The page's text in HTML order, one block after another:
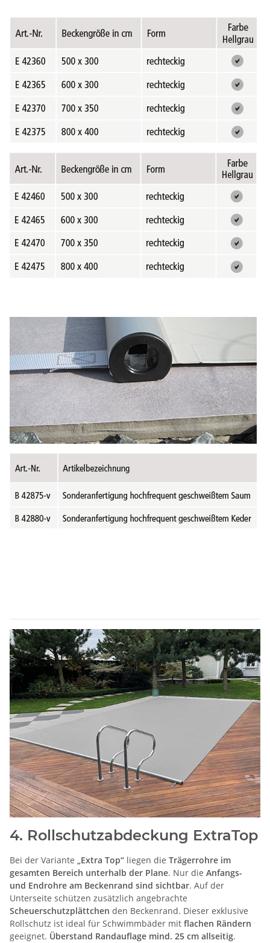
4. Rollschutzabdeckung ExtraTop
Bei der Variante „Extra Top“ liegen die Trägerrohre im
gesamten Bereich unterhalb der Plane. Nur die Anfangs-
und Endrohre am Beckenrand sind sichtbar. Auf der
Unterseite schützen zusätzlich angebrachte
Scheuerschutzplättchen den Beckenrand. Dieser exklusive
Rollschutz ist ideal für Schwimmbäder mit flachen Rändern
geeignet. Überstand Randauflage mind. 25 cm allseitig.